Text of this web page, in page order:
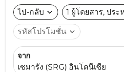
ไป-กลับ expand_more 1 ผู้โดยสาร, ประ
รหัสโปรโมชั่น expand_more
จาก
เซมารัง (SRG) อินโดนีเซีย